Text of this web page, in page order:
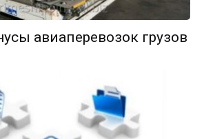
авиаперевозок грузов